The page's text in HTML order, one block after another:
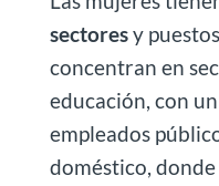
sectoresy puestos
concentran en
educación, con
empleados
doméstico,